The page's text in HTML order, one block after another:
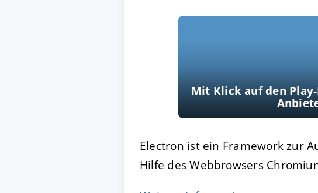
Mit Klick auf den
Electron ist ein Framework zur
Hilfe des Webbrowsers